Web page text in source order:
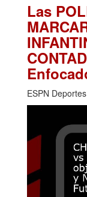
Las
ESPN Deportes